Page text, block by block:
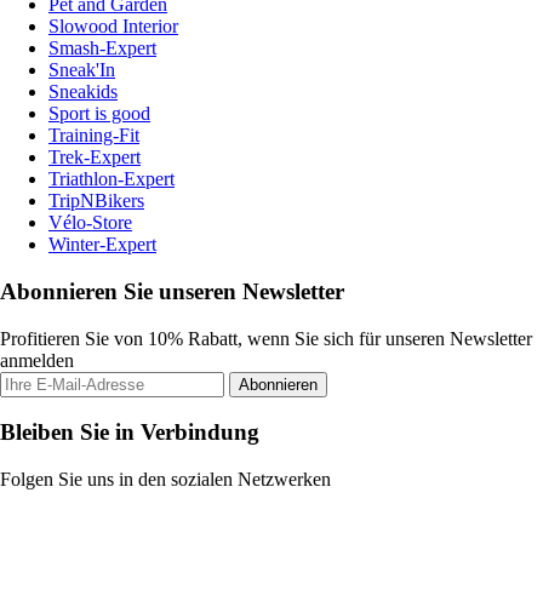
Pet and Garden
Slowood Interior
Smash-Expert
Sneak'In
Sneakids
Sport is good
Training-Fit
Trek-Expert
Triathlon-Expert
TripNBikers
Vélo-Store
Winter-Expert
Abonnieren Sie unseren Newsletter
Profitieren Sie von 10% Rabatt, wenn Sie sich für unseren Newsletter
anmelden
Abonnieren
Bleiben Sie in Verbindung
Folgen Sie uns in den sozialen Netzwerken